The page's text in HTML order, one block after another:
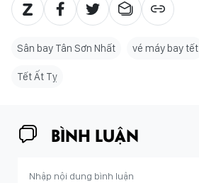
Sân bay Tân Sơn Nhất vé máy bay tết
Tết Ất Tỵ
BÌNH LUẬN